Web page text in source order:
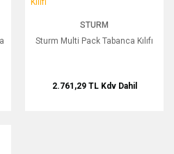
STURM
Sturm Multi Pack Tabanca Kılıfı
2.761,29 TL Kdv Dahil